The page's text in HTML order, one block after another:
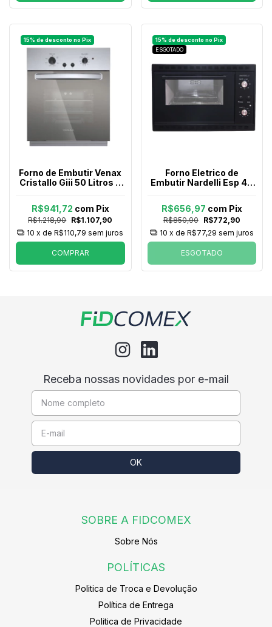
Forno de Embutir Venax
Cristallo Giii 50 Litros a
R$1.218,90 R$1.107,90
R$941,72 com Pix
10 x deR$110,79 sem juros
COMPRAR
ESGOTADO
Forno Eletrico de
Embutir Nardelli Esp 45
R$850,90 R$772,90
R$656,97 com Pix
10 x de R$77,29 sem juros
ESGOTADO
Receba nossas novidades por e-mail
SOBRE A FIDCOMEX
Sobre Nós
POLÍTICAS
Politica de Troca e Devolução
Política de Entrega
Politica de Privacidade